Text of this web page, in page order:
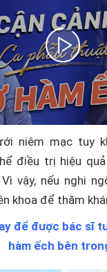
niêm mạc tuy
điều trị hiệu
vậy, nếu nghi
khoa để thăm
để được bác sĩ
hàm ếch bên